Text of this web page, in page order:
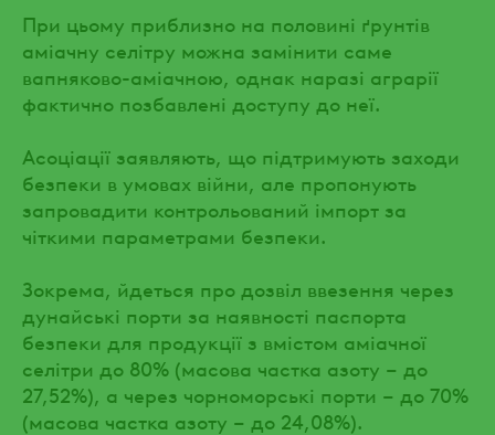
При цьому приблизно на половині ґрунтів
аміачну селітру можна замінити саме
вапняково-аміачною, однак наразі аграрії
фактично позбавлені доступу до неї.
Асоціації заявляють, що підтримують заходи
безпеки в умовах війни, але пропонують
запровадити контрольований імпорт за
чіткими параметрами безпеки.
Зокрема, йдеться про дозвіл ввезення через
дунайські порти за наявності паспорта
безпеки для продукції з вмістом аміачної
селітри до 80% (масова частка азоту – до
27,52%), а через чорноморські порти – до 70%
(масова частка азоту – до 24,08%).